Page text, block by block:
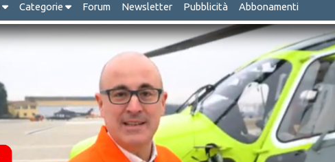
Categorie Forum Newsletter Pubblicità Abbonamenti